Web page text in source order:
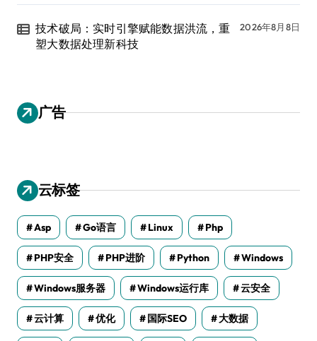
技术破局：实时引擎赋能数据洪流，重
塑大数据处理新科技
2026年8月8日
广告
云标签
Asp Go语言 Linux Php
PHP安全 PHP进阶 Python Windows
Windows服务器 Windows运行库 云安全
云计算 优化 国际SEO 大数据